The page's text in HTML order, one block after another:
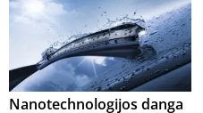
Nanotechnologijos danga